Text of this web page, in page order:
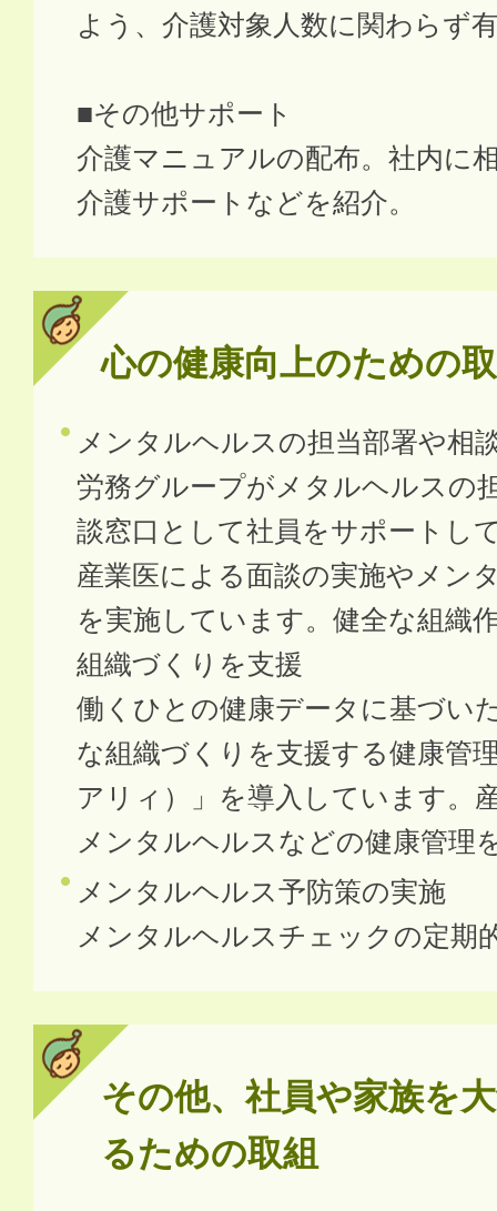
よう、介護対象人数に関わらず
■その他サポート
介護マニュアルの配布。社内に
介護サポートなどを紹介。
心の健康向上のための
メンタルヘルスの担当部署や相
労務グループがメタルヘルスの
談窓口として社員をサポートし
産業医による面談の実施やメン
を実施しています。健全な組織
組織づくりを支援
働くひとの健康データに基づい
な組織づくりを支援する健康管
アリィ）」を導入しています。
メンタルヘルスなどの健康管理
メンタルヘルス予防策の実施
メンタルヘルスチェックの定期
その他、社員や家族を
るための取組